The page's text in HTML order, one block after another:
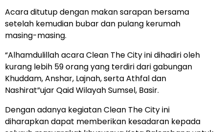
Acara ditutup dengan makan sarapan bersama
setelah kemudian bubar dan pulang kerumah
masing-masing.
“Alhamdulillah acara Clean The City ini dihadiri oleh
kurang lebih 59 orang yang terdiri dari gabungan
Khuddam, Anshar, Lajnah, serta Athfal dan
Nashirat”ujar Qaid Wilayah Sumsel, Basir.
Dengan adanya kegiatan Clean The City ini
diharapkan dapat memberikan kesadaran kepada